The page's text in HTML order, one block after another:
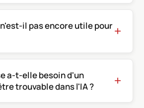
n'est-il pas encore utile pour
a-t-elle besoin d'un
trouvable dans l'IA ?